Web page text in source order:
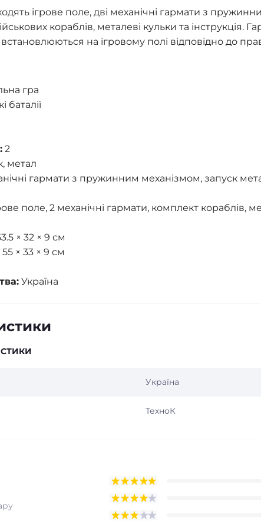
ігрове поле, дві механічні гармати з
кораблів, металеві кульки та інструкція.
на ігровому полі відповідно до
гра
баталії
2
метал
гармати з пружинним механізмом, запуск
поле, 2 механічні гармати, комплект кораблів,
× 32 × 9 см
55 × 33 × 9 см
Україна
Україна
ТехноК